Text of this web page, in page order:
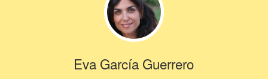
Eva García Guerrero